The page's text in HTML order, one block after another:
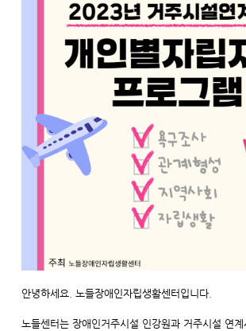
안녕하세요. 노들장애인자립생활센터입니다.
노들센터는 장애인거주시설 인강원과 거주시설 연